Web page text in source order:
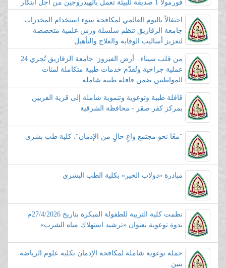
فورمولا 1 صديقة للبيئة تعمل بالهيدروجين من أجل ابتكار
احتفالاً باليوم العالمي لمكافحة سوء استخدام المخدرات:
جامعة الزقازيق تنظم سلسلة ورش علمية متخصصة
لتعزيز أساليب الوقاية والعلاج والتأهيل
من قلب سيناء.. أرض الفيروز: جامعة الزقازيق تُجري 24
عملية جراحية وتُقدّم خدمات طبية متكاملة لمئات
المواطنين ضمن قافلة طبية شاملة
قافلة طبية وتوعوية وتنموية شاملة إلى قرية الفريين
بمركز كفر صقر - محافظة الشرقية
"معًا نحو مجتمع واعٍ خالٍ من الإدمان". كلية طب بشري
مبادرة «دولاب الخير» بكلية الطب البشري
نظمت كلية التربية للطفولة المبكرة بتاريخ 27/4/2026م
ندوة توعوية بعنوان «ترشيد استهلاك مياه الشرب»
حملة توعوية شاملة لمكافحة الإدمان بكلية علوم الرياضة
بنين